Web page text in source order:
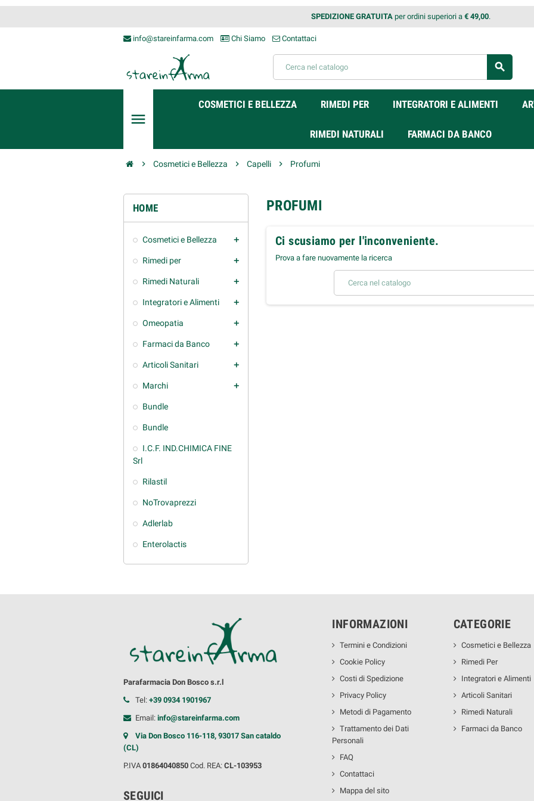
SPEDIZIONE GRATUITAper ordini superiori a € 49,00.
info@stareinfarma.com Chi Siamo Contattaci
search
menu
COSMETICI E BELLEZZA RIMEDI PER INTEGRATORI E ALIMENTI
RIMEDI NATURALI FARMACI DA BANCO
chevron_right Cosmetici e Bellezza chevron_right Capelli chevron_right Profumi
HOME
Cosmetici e Bellezza add
Rimedi per add
Rimedi Naturali add
Integratori e Alimenti add
Omeopatia add
Farmaci da Banco add
Articoli Sanitari add
Marchi add
Bundle
Bundle
I.C.F. IND.CHIMICA FINE
Srl
Rilastil
NoTrovaprezzi
Adlerlab
Enterolactis
PROFUMI
Ci scusiamo per l'inconveniente.
Prova a fare nuovamente la ricerca
Parafarmacia Don Bosco s.r.l
Tel: +39 0934 1901967
Email: info@stareinfarma.com
Via Don Bosco 116-118, 93017 San cataldo
(CL)
P.IVA 01864040850 Cod. REA: CL-103953
SEGUICI
INFORMAZIONI
Termini e Condizioni
Cookie Policy
Costi di Spedizione
Privacy Policy
Metodi di Pagamento
Trattamento dei Dati
Personali
FAQ
Contattaci
Mappa del sito
CATEGORIE
Cosmetici e Bellezza
Rimedi Per
Integratori e Alimenti
Articoli Sanitari
Rimedi Naturali
Farmaci da Banco